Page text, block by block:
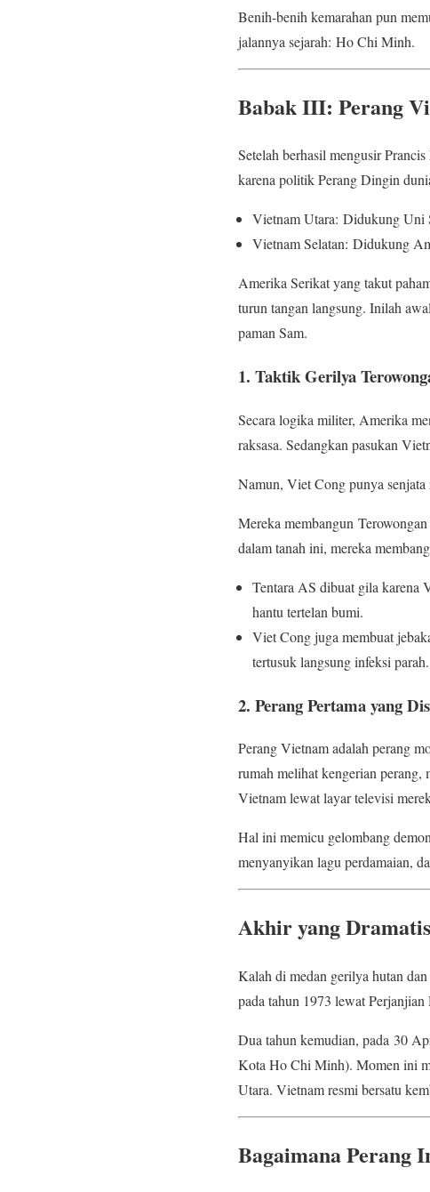
Benih-benih kemarahan pun
jalannya sejarah: Ho Chi Minh.
Babak III: Perang
Setelah berhasil mengusir
karena politik Perang Dingin
Vietnam Utara: Didukung Uni
Vietnam Selatan: Didukung
Amerika Serikat yang takut
turun tangan langsung. Inilah
paman Sam.
1. Taktik Gerilya
Secara logika militer, Amerika
raksasa. Sedangkan pasukan
Namun, Viet Cong punya
Mereka membangun
dalam tanah ini, mereka
Tentara AS dibuat gila karena
hantu tertelan bumi.
Viet Cong juga membuat
tertusuk langsung infeksi parah.
2. Perang Pertama yang
Perang Vietnam adalah perang
rumah melihat kengerian perang,
Vietnam lewat layar televisi
Hal ini memicu gelombang
menyanyikan lagu perdamaian,
Akhir yang
Kalah di medan gerilya hutan
pada tahun 1973 lewat Perjanjian
Dua tahun kemudian, pada 30
Kota Ho Chi Minh). Momen ini
Utara. Vietnam resmi bersatu
Bagaimana Perang